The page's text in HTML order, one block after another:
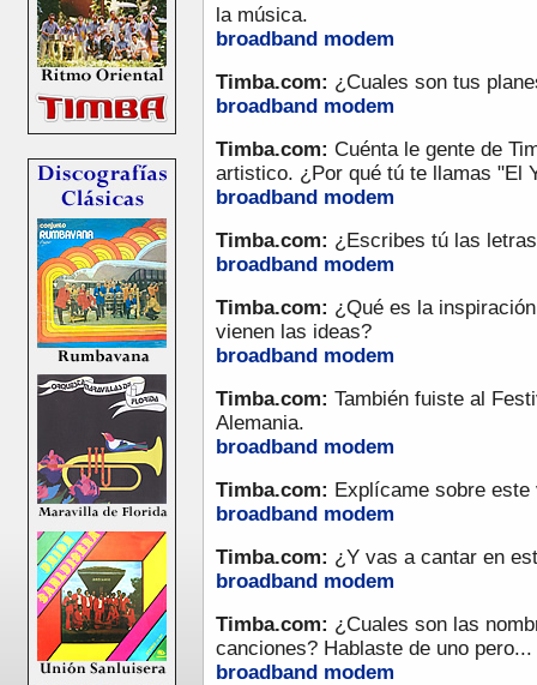
la música.
broadband modem
Timba.com: ¿Cuales son tus
broadband modem
Timba.com: Cuénta le gente de
artistico. ¿Por qué tú te llamas "El
broadband modem
Timba.com: ¿Escribes tú las
broadband modem
Timba.com: ¿Qué es la
vienen las ideas?
broadband modem
Timba.com: También fuiste al
Alemania.
broadband modem
Timba.com: Explícame sobre este
broadband modem
Timba.com: ¿Y vas a cantar en
broadband modem
Timba.com: ¿Cuales son las
canciones? Hablaste de uno pero...
broadband modem